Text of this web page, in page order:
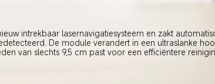
intrekbaar lasernavigatiesysteem en zakt
De module verandert in een ultraslanke
van slechts 9,5 cm past voor een efficiëntere